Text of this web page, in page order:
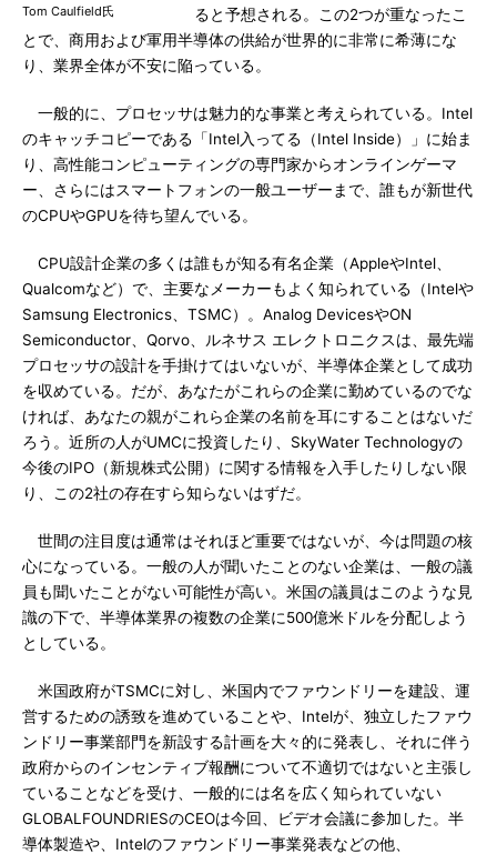
Tom Caulfield氏
ると予想される。この2つが重なったこ
とで、商用および軍用半導体の供給が世界的に非常に希薄にな
り、業界全体が不安に陥っている。
一般的に、プロセッサは魅力的な事業と考えられている。Intel
のキャッチコピーである「Intel入ってる（Intel Inside）」に始ま
り、高性能コンピューティングの専門家からオンラインゲーマ
ー、さらにはスマートフォンの一般ユーザーまで、誰もが新世代
のCPUやGPUを待ち望んでいる。
CPU設計企業の多くは誰もが知る有名企業（AppleやIntel、
Qualcomなど）で、主要なメーカーもよく知られている（Intelや
Samsung Electronics、TSMC）。Analog DevicesやON
Semiconductor、Qorvo、ルネサス エレクトロニクスは、最先端
プロセッサの設計を手掛けてはいないが、半導体企業として成功
を収めている。だが、あなたがこれらの企業に勤めているのでな
ければ、あなたの親がこれら企業の名前を耳にすることはないだ
ろう。近所の人がUMCに投資したり、SkyWater Technologyの
今後のIPO（新規株式公開）に関する情報を入手したりしない限
り、この2社の存在すら知らないはずだ。
世間の注目度は通常はそれほど重要ではないが、今は問題の核
心になっている。一般の人が聞いたことのない企業は、一般の議
員も聞いたことがない可能性が高い。米国の議員はこのような見
識の下で、半導体業界の複数の企業に500億米ドルを分配しよう
としている。
米国政府がTSMCに対し、米国内でファウンドリーを建設、運
営するための誘致を進めていることや、Intelが、独立したファウ
ンドリー事業部門を新設する計画を大々的に発表し、それに伴う
政府からのインセンティブ報酬について不適切ではないと主張し
ていることなどを受け、一般的には名を広く知られていない
GLOBALFOUNDRIESのCEOは今回、ビデオ会議に参加した。半
導体製造や、Intelのファウンドリー事業発表などの他、